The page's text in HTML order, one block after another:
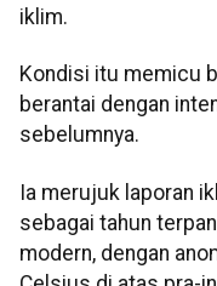
iklim.
Kondisi itu memicu
berantai dengan
sebelumnya.
Ia merujuk laporan
sebagai tahun
modern, dengan